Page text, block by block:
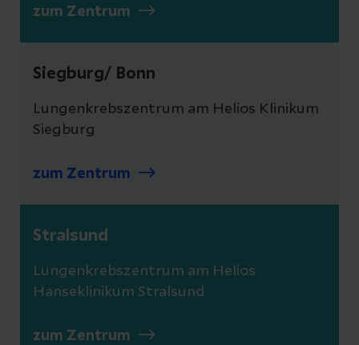
zum Zentrum
Siegburg/ Bonn
Lungenkrebszentrum am Helios Klinikum
Siegburg
zum Zentrum
Stralsund
Lungenkrebszentrum am Helios
Hanseklinikum Stralsund
zum Zentrum